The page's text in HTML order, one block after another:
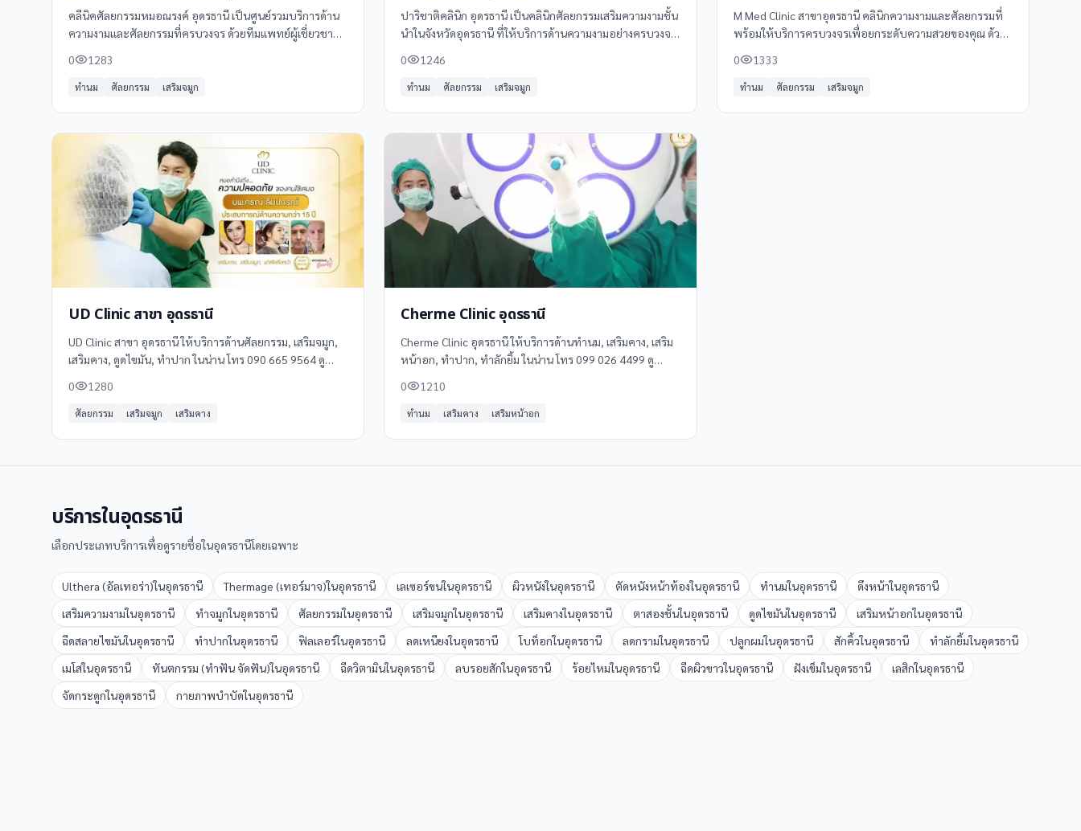
คลีนิคศัลยกรรมหมอณรงค์ อุดรธานี เป็นศูนย์รวมบริการด้าน
ความงามและศัลยกรรมที่ครบวงจร ด้วยทีมแพทย์ผู้เชี่ยวชาญ
และเสริมสร้างความมั่นใจ
0 1283
ทำนม ศัลยกรรม เสริมจมูก
ปาริชาติคลินิก อุดรธานี เป็นคลินิกศัลยกรรมเสริมความงามชั้น
นำในจังหวัดอุดรธานี ที่ให้บริการด้านความงามอย่างครบวงจร
0 1246
ทำนม ศัลยกรรม เสริมจมูก
M Med Clinic สาขาอุดรธานี คลินิกความงามและศัลยกรรมที่
พร้อมให้บริการครบวงจรเพื่อยกระดับความสวยของคุณ ด้วย
0 1333
ทำนม ศัลยกรรม เสริมจมูก
UD Clinic สาขา อุดรธานี
UD Clinic สาขา อุดรธานี ให้บริการด้านศัลยกรรม, เสริมจมูก,
เสริมคาง, ดูดไขมัน, ทำปาก ในน่าน โทร 090 665 9564 ดู
0 1280
ศัลยกรรม เสริมจมูก เสริมคาง
Cherme Clinic อุดรธานี
Cherme Clinic อุดรธานี ให้บริการด้านทำนม, เสริมคาง, เสริม
หน้าอก, ทำปาก, ทำลักยิ้ม ในน่าน โทร 099 026 4499 ดู
0 1210
ทำนม เสริมคาง เสริมหน้าอก
บริการในอุดรธานี
เลือกประเภทบริการเพื่อดูรายชื่อในอุดรธานีโดยเฉพาะ
Ulthera (อัลเทอร่า)ในอุดรธานี Thermage (เทอร์มาจ)ในอุดรธานี เลเซอร์ขนในอุดรธานี ผิวหนังในอุดรธานี ตัดหนังหน้าท้องในอุดรธานี ทำนมในอุดรธานี ดึงหน้าในอุดรธานี
เสริมความงามในอุดรธานี ทำจมูกในอุดรธานี ศัลยกรรมในอุดรธานี เสริมจมูกในอุดรธานี เสริมคางในอุดรธานี ตาสองชั้นในอุดรธานี ดูดไขมันในอุดรธานี เสริมหน้าอกในอุดรธานี
ฉีดสลายไขมันในอุดรธานี ทำปากในอุดรธานี ฟิลเลอร์ในอุดรธานี ลดเหนียงในอุดรธานี โบท็อกในอุดรธานี ลดกรามในอุดรธานี ปลูกผมในอุดรธานี สักคิ้วในอุดรธานี ทำลักยิ้มในอุดรธานี
เมโสในอุดรธานี ทันตกรรม (ทำฟัน จัดฟัน)ในอุดรธานี ฉีดวิตามินในอุดรธานี ลบรอยสักในอุดรธานี ร้อยไหมในอุดรธานี ฉีดผิวขาวในอุดรธานี ฝังเข็มในอุดรธานี เลสิกในอุดรธานี
จัดกระดูกในอุดรธานี กายภาพบำบัดในอุดรธานี